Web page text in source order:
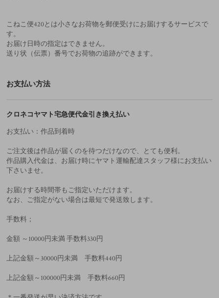
こねこ便420とは小さなお荷物を郵便受けにお届けするサービスで
す。
お届け日時の指定はできません。
送り状（伝票）番号でお荷物の追跡ができます。
お支払い方法
クロネコヤマト宅急便代金引き換え払い
お支払い：作品到着時
ご注文後は作品が届くのを待つだけなので、とても便利。
作品購入代金は、お届け時にヤマト運輸配達スタッフ様にお支払い
下さいませ。
お届けする時間帯もご指定いただけます。
なお、ご指定がない場合は最短で発送致します。
手数料；
金額 ～10000円未満 手数料330円
上記金額～30000円未満 手数料440円
上記金額～100000円未満 手数料660円